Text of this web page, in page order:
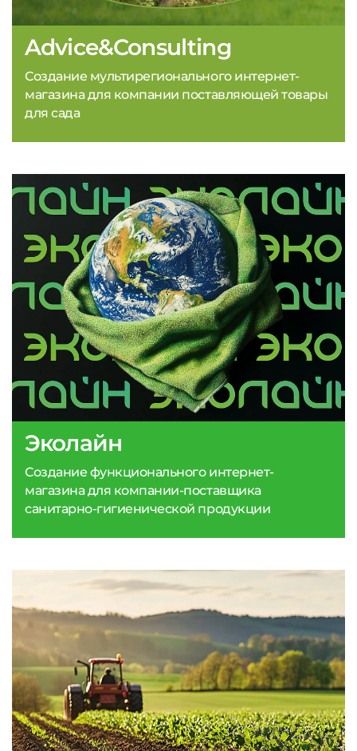
Эколайн
Создание функционального интернет-
магазина для компании-поставщика
санитарно-гигиенической продукции
Advice&Consulting
Создание мультирегионального интернет-
магазина для компании поставляющей товары
для сада